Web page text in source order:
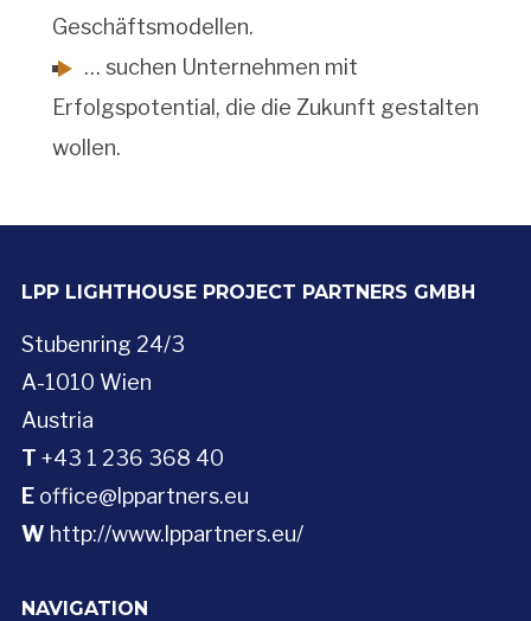
Geschäftsmodellen.
… suchen Unternehmen mit
Erfolgspotential, die die Zukunft gestalten
wollen.
LPP LIGHTHOUSE PROJECT PARTNERS GMBH
Stubenring 24/3
A-1010 Wien
Austria
T +43 1 236 368 40
Eoffice@lppartners.eu
W http://www.lppartners.eu/
NAVIGATION